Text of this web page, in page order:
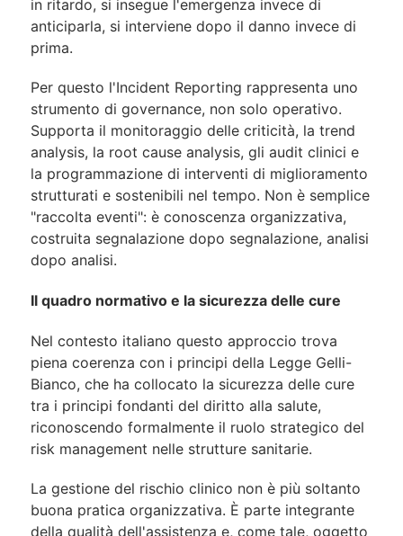
in ritardo, si insegue l'emergenza invece di
anticiparla, si interviene dopo il danno invece di
prima.
Per questo l'Incident Reporting rappresenta uno
strumento di governance, non solo operativo.
Supporta il monitoraggio delle criticità, la trend
analysis, la root cause analysis, gli audit clinici e
la programmazione di interventi di miglioramento
strutturati e sostenibili nel tempo. Non è semplice
"raccolta eventi": è conoscenza organizzativa,
costruita segnalazione dopo segnalazione, analisi
dopo analisi.
Il quadro normativo e la sicurezza delle cure
Nel contesto italiano questo approccio trova
piena coerenza con i principi della Legge Gelli-
Bianco, che ha collocato la sicurezza delle cure
tra i principi fondanti del diritto alla salute,
riconoscendo formalmente il ruolo strategico del
risk management nelle strutture sanitarie.
La gestione del rischio clinico non è più soltanto
buona pratica organizzativa. È parte integrante
della qualità dell'assistenza e, come tale, oggetto